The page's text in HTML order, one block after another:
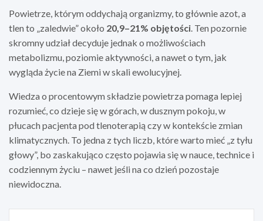
Powietrze, którym oddychają organizmy, to głównie azot, a
tlen to „zaledwie” około 20,9–21% objętości . Ten pozornie
skromny udział decyduje jednak o możliwościach
metabolizmu, poziomie aktywności, a nawet o tym, jak
wygląda życie na Ziemi w skali ewolucyjnej.
Wiedza o procentowym składzie powietrza pomaga lepiej
rozumieć, co dzieje się w górach, w dusznym pokoju, w
płucach pacjenta pod tlenoterapią czy w kontekście zmian
klimatycznych. To jedna z tych liczb, które warto mieć „z tyłu
głowy”, bo zaskakująco często pojawia się w nauce, technice i
codziennym życiu – nawet jeśli na co dzień pozostaje
niewidoczna.